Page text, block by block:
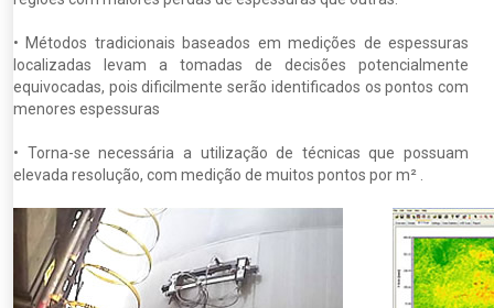
• Métodos tradicionais baseados em medições de espessuras
localizadas levam a tomadas de decisões potencialmente
equivocadas, pois dificilmente serão identificados os pontos com
menores espessuras
• Torna-se necessária a utilização de técnicas que possuam
elevada resolução, com medição de muitos pontos por m² .